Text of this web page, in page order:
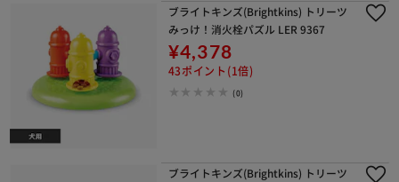
ブライトキンズ(Brightkins) トリーツ
みっけ！消火栓パズル LER 9367
¥4,378
43ポイント(1倍)
(0)
ブライトキンズ(Brightkins) トリーツ